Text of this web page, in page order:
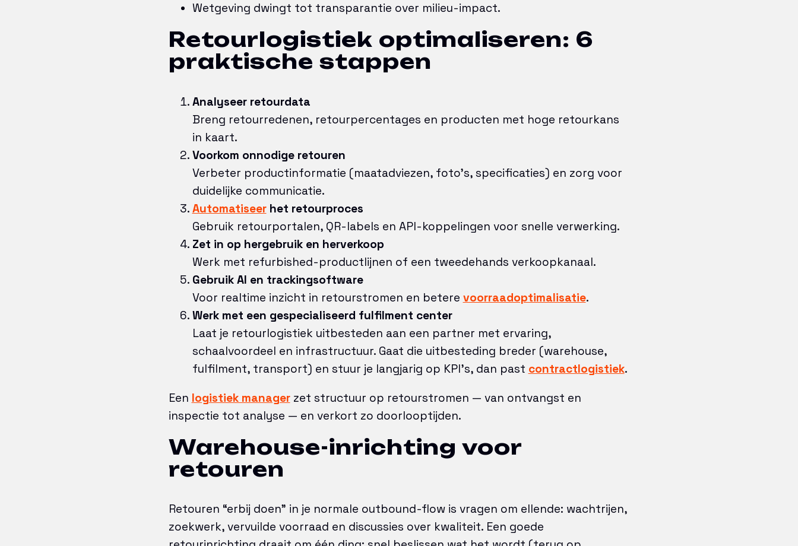
Wetgeving dwingt tot transparantie over milieu-impact.
Retourlogistiek optimaliseren: 6
praktische stappen
Analyseer retourdata
Breng retourredenen, retourpercentages en producten met hoge retourkans
in kaart.
Voorkom onnodige retouren
Verbeter productinformatie (maatadviezen, foto’s, specificaties) en zorg voor
duidelijke communicatie.
Automatiseerhet retourproces
Gebruik retourportalen, QR-labels en API-koppelingen voor snelle verwerking.
Zet in op hergebruik en herverkoop
Werk met refurbished-productlijnen of een tweedehands verkoopkanaal.
Gebruik AI en trackingsoftware
Voor realtime inzicht in retourstromen en betere voorraadoptimalisatie.
Werk met een gespecialiseerd fulfilment center
Laat je retourlogistiek uitbesteden aan een partner met ervaring,
schaalvoordeel en infrastructuur. Gaat die uitbesteding breder (warehouse,
fulfilment, transport) en stuur je langjarig op KPI’s, dan past contractlogistiek.
Een logistiek managerzet structuur op retourstromen — van ontvangst en
inspectie tot analyse — en verkort zo doorlooptijden.
Warehouse-inrichting voor
retouren
Retouren “erbij doen” in je normale outbound-flow is vragen om ellende: wachtrijen,
zoekwerk, vervuilde voorraad en discussies over kwaliteit. Een goede